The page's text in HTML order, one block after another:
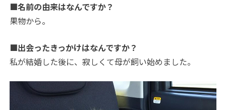
■名前の由来はなんですか？
果物から。
■出会ったきっかけはなんですか？
私が結婚した後に、寂しくて母が飼い始めました。